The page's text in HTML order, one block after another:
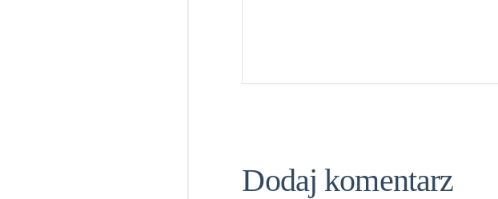
Dodaj komentarz